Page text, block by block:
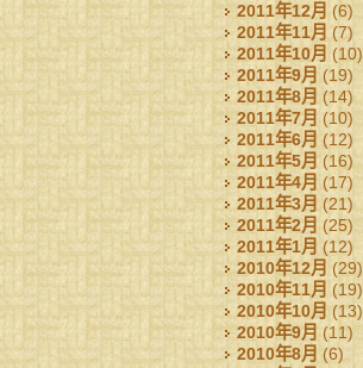
2011年12月 (6)
2011年11月 (7)
2011年10月 (10)
2011年9月 (19)
2011年8月 (14)
2011年7月 (10)
2011年6月 (12)
2011年5月(16)
2011年4月 (17)
2011年3月 (21)
2011年2月 (25)
2011年1月 (12)
2010年12月 (29)
2010年11月 (19)
2010年10月 (13)
2010年9月 (11)
2010年8月 (6)